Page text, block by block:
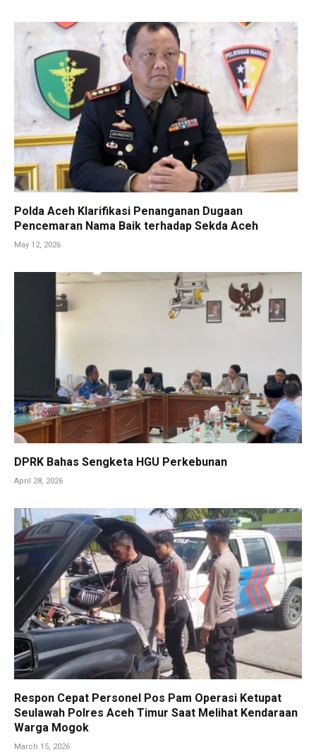
Polda Aceh Klarifikasi Penanganan Dugaan
Pencemaran Nama Baik terhadap Sekda Aceh
May 12, 2026
DPRK Bahas Sengketa HGU Perkebunan
April 28, 2026
Respon Cepat Personel Pos Pam Operasi Ketupat
Seulawah Polres Aceh Timur Saat Melihat Kendaraan
Warga Mogok
March 15, 2026